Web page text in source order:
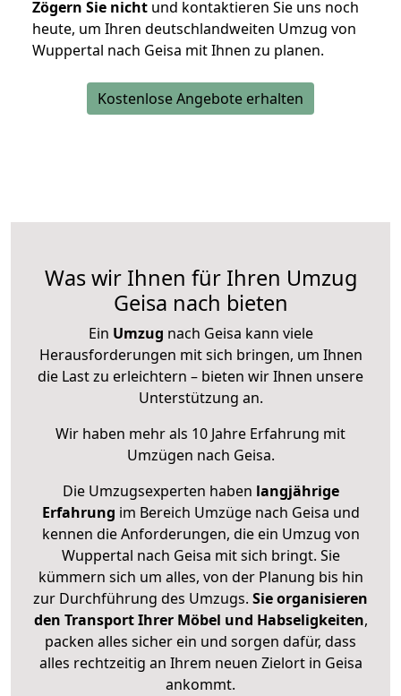
Zögern Sie nicht und kontaktieren Sie uns noch
heute, um Ihren deutschlandweiten Umzug von
Wuppertal nach Geisa mit Ihnen zu planen.
Kostenlose Angebote erhalten
Was wir Ihnen für Ihren Umzug
Geisa nach bieten
Ein Umzug nach Geisa kann viele
Herausforderungen mit sich bringen, um Ihnen
die Last zu erleichtern – bieten wir Ihnen unsere
Unterstützung an.
Wir haben mehr als 10 Jahre Erfahrung mit
Umzügen nach Geisa.
Die Umzugsexperten haben langjährige
Erfahrung im Bereich Umzüge nach Geisa und
kennen die Anforderungen, die ein Umzug von
Wuppertal nach Geisa mit sich bringt. Sie
kümmern sich um alles, von der Planung bis hin
zur Durchführung des Umzugs. Sie organisieren
den Transport Ihrer Möbel und Habseligkeiten,
packen alles sicher ein und sorgen dafür, dass
alles rechtzeitig an Ihrem neuen Zielort in Geisa
ankommt.